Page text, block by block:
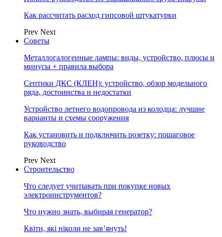
Как рассчитать расход гипсовой штукатурки
Prev Next
Советы
Металлогалогенные лампы: виды, устройство, плюсы и
минусы + правила выбора
Септики ДКС (КЛЕН): устройство, обзор модельного
ряда, достоинства и недостатки
Устройство летнего водопровода из колодца: лучшие
варианты и схемы сооружения
Как установить и подключить розетку: пошаговое
руководство
Prev Next
Строительство
Что следует учитывать при покупке новых
электроинструментов?
Что нужно знать, выбирая генератор?
Квіти, які ніколи не зав’януть!